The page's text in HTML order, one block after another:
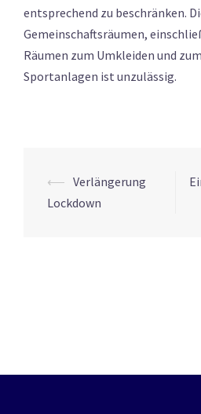
entsprechend zu beschränken.
Gemeinschaftsräumen,
Räumen zum Umkleiden und
Sportanlagen ist unzulässig.
Beitrags-
Navigation
⟵ Verlängerung
Lockdown